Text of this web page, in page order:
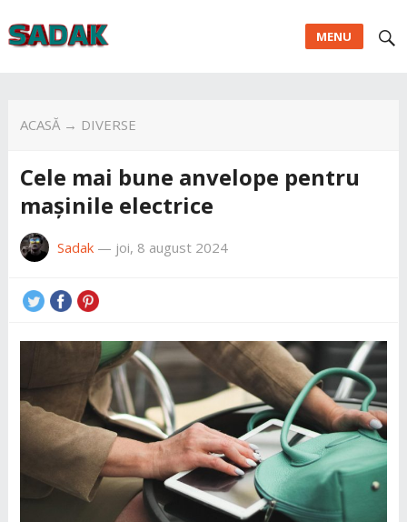
MENU
ACASĂ→ DIVERSE
Cele mai bune anvelope pentru
mașinile electrice
Sadak— joi, 8 august 2024